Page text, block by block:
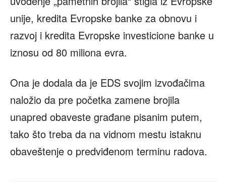
unije, kredita Evropske banke za obnovu i
razvoj i kredita Evropske investicione banke u
iznosu od 80 miliona evra.
Ona je dodala da je EDS svojim izvođačima
naložio da pre početka zamene brojila
unapred obaveste građane pisanim putem,
tako što treba da na vidnom mestu istaknu
obaveštenje o predviđenom terminu radova.